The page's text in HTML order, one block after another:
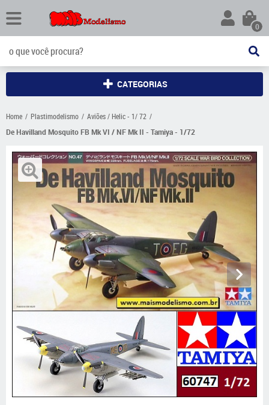
0
CATEGORIAS
Home Plastimodelismo
Aviões / Helic - 1/ 72
De Havilland Mosquito FB Mk VI / NF Mk II - Tamiya - 1/72